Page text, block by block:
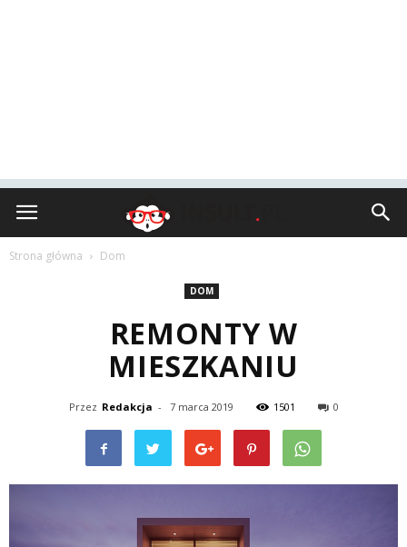
Insult.pl
Strona główna Dom
DOM
REMONTY W
MIESZKANIU
Przez Redakcja - 7 marca 2019 1501 0